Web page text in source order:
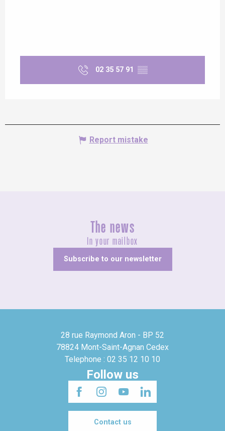
02 35 57 91 ▒▒
Report mistake
The news
In your mailbox
Subscribe to our newsletter
28 rue Raymond Aron - BP 52
78824 Mont-Saint-Agnan Cedex
Telephone : 02 35 12 10 10
Follow us
Contact us